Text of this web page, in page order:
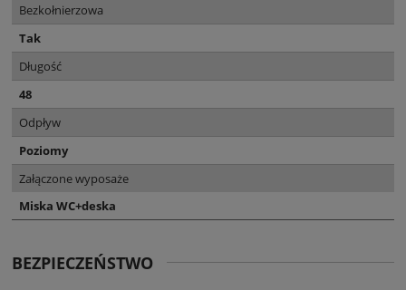
Bezkołnierzowa
Tak
Długość
48
Odpływ
Poziomy
Załączone wyposaże
Miska WC+deska
BEZPIECZEŃSTWO